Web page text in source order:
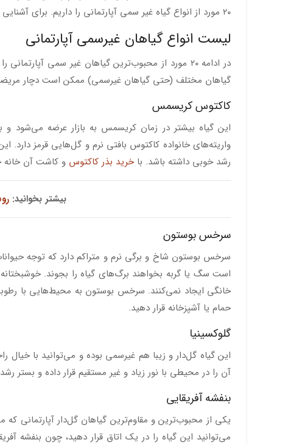
۲۰ مورد از انواع گیاه غیر سمی آپارتمانی را داریم. برای آشنایی با این گیاهان تا پایان همراه ما باشید.
لیست انواع گیاهان غیرسمی آپارتمانی
در ادامه ۲۰ مورد از محبوب‌ترین گیاهان غیر سمی
گیاهان مختلف (حتی گیاهان غیرسمی) ممکن است دچار
کاکتوس کریسمس
این گیاه بیشتر در زمان کریسمس به بازار عرضه می‌شود
واریته‌های خانواده کاکتوس بافتی نرم و گل‌هایی قرمز دارد.
رشد خوبی داشته باشد. با خرید بذر کاکتوس و کاشت آن خانه
بیشتر بخوانید:
سرخس بوستون
سرخس بوستون شاخ و برگی نرم و متراکم دارد که توجه
است سگ یا گربه بخواهند برگ‌های گیاه را بجوند.
خانگی ایجاد نمی‌کنند. سرخس بوستون به محیط‌هایی با رطوبت
حمام یا آشپزخانه قرار دهید.
گلوکسینیا
این گیاه گل‌دار و زیبا هم غیرسمی بوده و می‌توانید با خیال
آن را در محیطی با نور زیاد و غیر مستقیم قرار داده و بستر
بنفشه آفریقایی
یکی از محبوب‌ترین و مقاوم‌ترین گیاهان گل‌دار آپارتمانی
می‌توانید این گیاه را در یک اتاق قرار دهید، چون بنفشه